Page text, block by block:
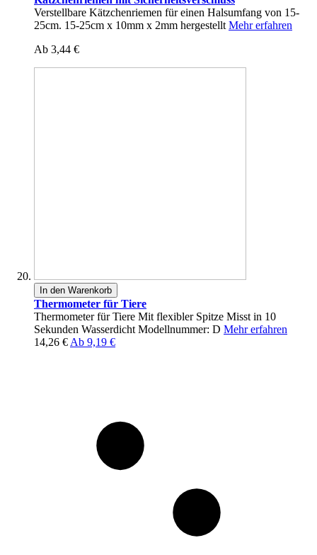
Verstellbare Kätzchenriemen für einen Halsumfang von 15-
25cm. 15-25cm x 10mm x 2mm hergestellt Mehr erfahren
Ab 3,44 €
In den Warenkorb
Thermometer für Tiere
Thermometer für Tiere Mit flexibler Spitze Misst in 10
Sekunden Wasserdicht Modellnummer: D Mehr erfahren
14,26 € Ab 9,19 €